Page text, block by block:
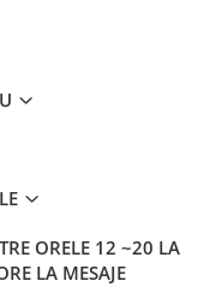
ORELE 12 ~20 LA
LA MESAJE